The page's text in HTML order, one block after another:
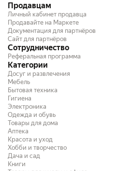
Продавцам
Личный кабинет продавца
Продавайте на Маркете
Документация для партнёров
Сайт для партнёров
Сотрудничество
Реферальная программа
Категории
Досуг и развлечения
Мебель
Бытовая техника
Гигиена
Электроника
Одежда и обувь
Товары для дома
Аптека
Красота и уход
Хобби и творчество
Дача и сад
Книги